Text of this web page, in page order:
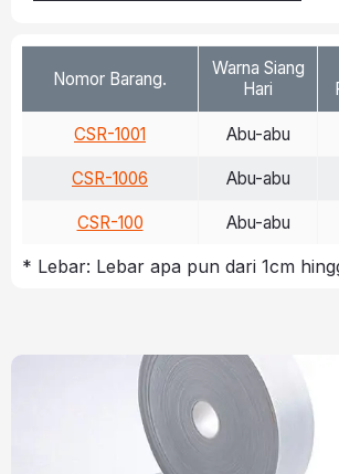
Nomor Barang.
CSR-1001
CSR-1006
CSR-100
Warna Siang
Hari
Abu-abu
Abu-abu
Abu-abu
* Lebar: Lebar apa pun dari 1cm